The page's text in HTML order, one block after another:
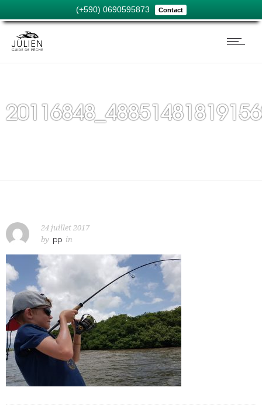
(+590) 0690595873 Contact
24 juillet 2017
by pp in